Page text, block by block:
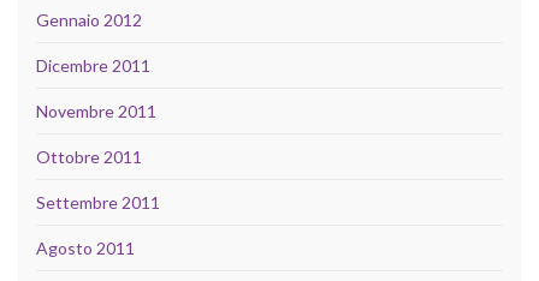
Gennaio 2012
Dicembre 2011
Novembre 2011
Ottobre 2011
Settembre 2011
Agosto 2011